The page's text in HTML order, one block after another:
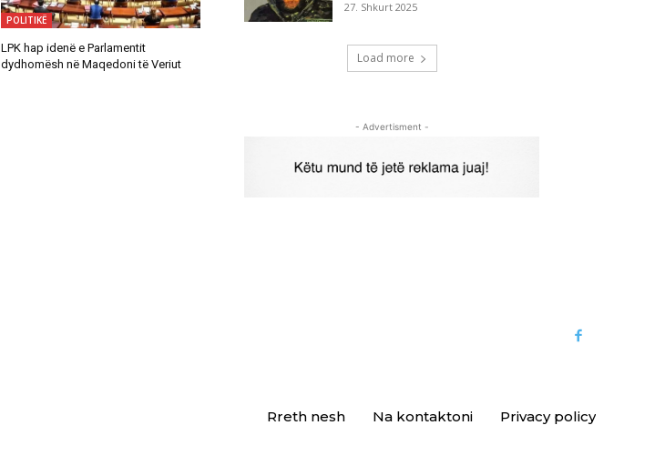
POLITIKË
LPK hap idenë e Parlamentit
dydhomësh në Maqedoni të Veriut
27. Shkurt 2025
Load more
- Advertisment -
Rreth nesh Na kontaktoni Privacy policy